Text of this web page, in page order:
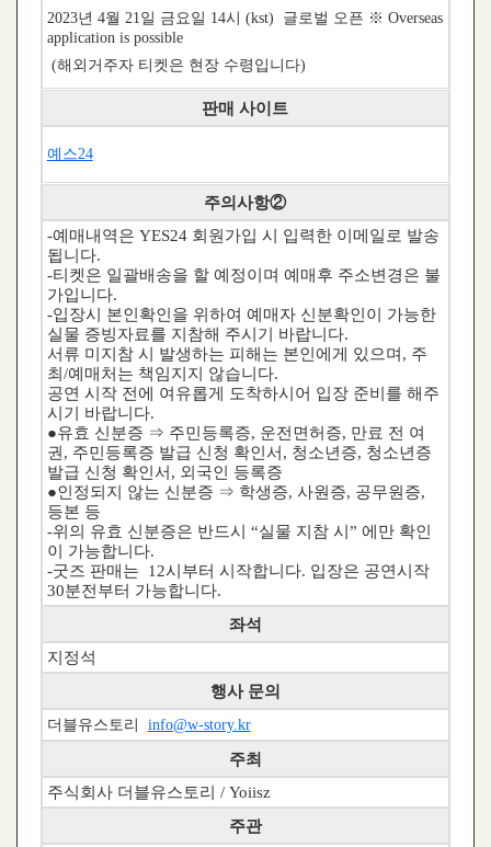
2023년 4월 21일 금요일 14시 (kst) 글로벌 오픈 ※ Overseas
application is possible
(해외거주자 티켓은 현장 수령입니다)
판매 사이트
예스24
주의사항②
-예매내역은 YES24 회원가입 시 입력한 이메일로 발송
됩니다.
-티켓은 일괄배송을 할 예정이며 예매후 주소변경은 불
가입니다.
-입장시 본인확인을 위하여 예매자 신분확인이 가능한
실물 증빙자료를 지참해 주시기 바랍니다.
서류 미지참 시 발생하는 피해는 본인에게 있으며, 주
최/예매처는 책임지지 않습니다.
공연 시작 전에 여유롭게 도착하시어 입장 준비를 해주
시기 바랍니다.
●유효 신분증 ⇒ 주민등록증, 운전면허증, 만료 전 여
권, 주민등록증 발급 신청 확인서, 청소년증, 청소년증
발급 신청 확인서, 외국인 등록증
●인정되지 않는 신분증 ⇒ 학생증, 사원증, 공무원증,
등본 등
-위의 유효 신분증은 반드시 “실물 지참 시” 에만 확인
이 가능합니다.
-굿즈 판매는 12시부터 시작합니다. 입장은 공연시작
30분전부터 가능합니다.
좌석
지정석
행사 문의
더블유스토리 info@w-story.kr
주최
주식회사 더블유스토리 / Yoiisz
주관